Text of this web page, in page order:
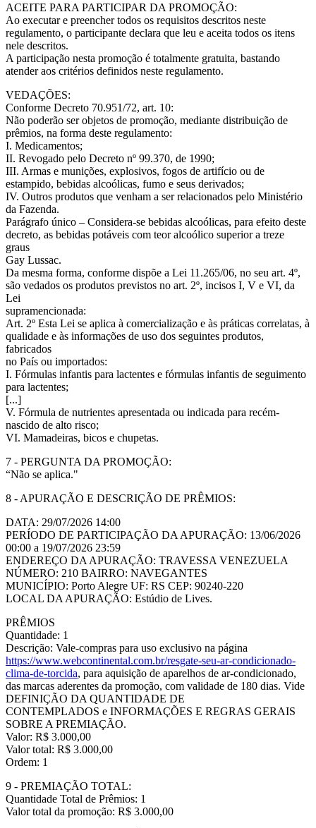
ACEITE PARA PARTICIPAR DA PROMOÇÃO:
Ao executar e preencher todos os requisitos descritos neste
regulamento, o participante declara que leu e aceita todos os itens
nele descritos.
A participação nesta promoção é totalmente gratuita, bastando
atender aos critérios definidos neste regulamento.
VEDAÇÕES:
Conforme Decreto 70.951/72, art. 10:
Não poderão ser objetos de promoção, mediante distribuição de
prêmios, na forma deste regulamento:
I. Medicamentos;
II. Revogado pelo Decreto nº 99.370, de 1990;
III. Armas e munições, explosivos, fogos de artifício ou de
estampido, bebidas alcoólicas, fumo e seus derivados;
IV. Outros produtos que venham a ser relacionados pelo Ministério
da Fazenda.
Parágrafo único – Considera-se bebidas alcoólicas, para efeito deste
decreto, as bebidas potáveis com teor alcoólico superior a treze
graus
Gay Lussac.
Da mesma forma, conforme dispõe a Lei 11.265/06, no seu art. 4º,
são vedados os produtos previstos no art. 2º, incisos I, V e VI, da
Lei
supramencionada:
Art. 2º Esta Lei se aplica à comercialização e às práticas correlatas, à
qualidade e às informações de uso dos seguintes produtos,
fabricados
no País ou importados:
I. Fórmulas infantis para lactentes e fórmulas infantis de seguimento
para lactentes;
[...]
V. Fórmula de nutrientes apresentada ou indicada para recém-
nascido de alto risco;
VI. Mamadeiras, bicos e chupetas.
7 - PERGUNTA DA PROMOÇÃO:
“Não se aplica."
8 - APURAÇÃO E DESCRIÇÃO DE PRÊMIOS:
DATA: 29/07/2026 14:00
PERÍODO DE PARTICIPAÇÃO DA APURAÇÃO: 13/06/2026
00:00 a 19/07/2026 23:59
ENDEREÇO DA APURAÇÃO: TRAVESSA VENEZUELA
NÚMERO: 210 BAIRRO: NAVEGANTES
MUNICÍPIO: Porto Alegre UF: RS CEP: 90240-220
LOCAL DA APURAÇÃO: Estúdio de Lives.
PRÊMIOS
Quantidade: 1
Descrição: Vale-compras para uso exclusivo na página
https://www.webcontinental.com.br/resgate-seu-ar-condicionado-
clima-de-torcida, para aquisição de aparelhos de ar-condicionado,
das marcas aderentes da promoção, com validade de 180 dias. Vide
DEFINIÇÃO DA QUANTIDADE DE
CONTEMPLADOS e INFORMAÇÕES E REGRAS GERAIS
SOBRE A PREMIAÇÃO.
Valor: R$ 3.000,00
Valor total: R$ 3.000,00
Ordem: 1
9 - PREMIAÇÃO TOTAL:
Quantidade Total de Prêmios: 1
Valor total da promoção: R$ 3.000,00